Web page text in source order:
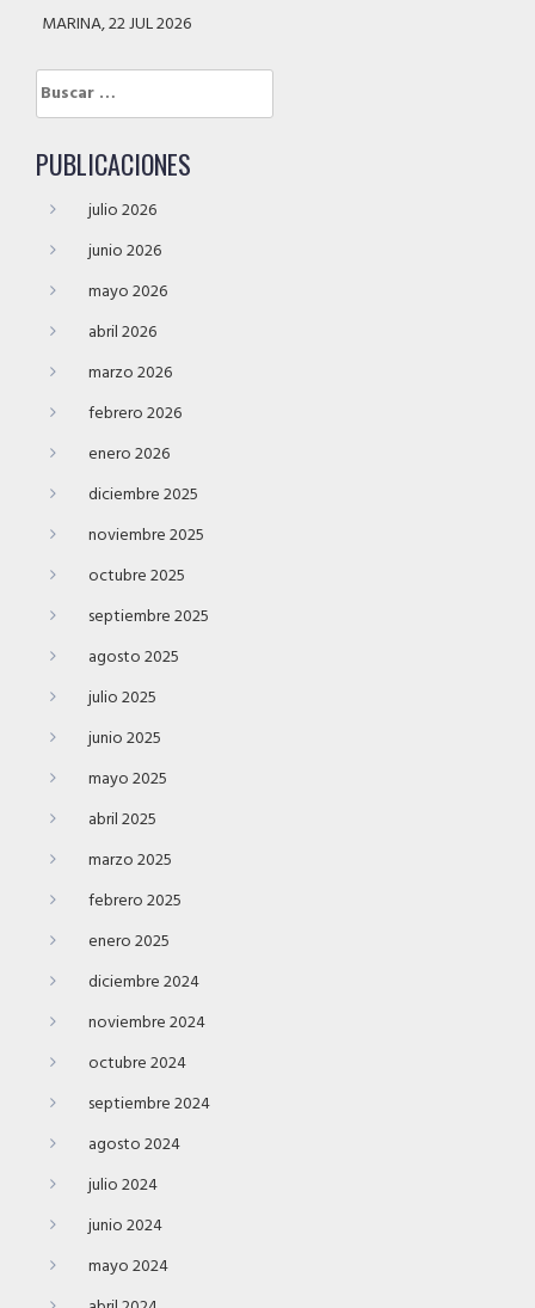
MARINA, 22 JUL 2026
Buscar:
PUBLICACIONES
julio 2026
junio 2026
mayo 2026
abril 2026
marzo 2026
febrero 2026
enero 2026
diciembre 2025
noviembre 2025
octubre 2025
septiembre 2025
agosto 2025
julio 2025
junio 2025
mayo 2025
abril 2025
marzo 2025
febrero 2025
enero 2025
diciembre 2024
noviembre 2024
octubre 2024
septiembre 2024
agosto 2024
julio 2024
junio 2024
mayo 2024